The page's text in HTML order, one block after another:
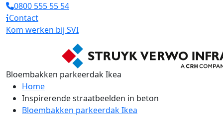
0800 555 55 54
Contact
Kom werken bij SVI
Bloembakken parkeerdak Ikea
Home
Inspirerende straatbeelden in beton
Bloembakken parkeerdak Ikea